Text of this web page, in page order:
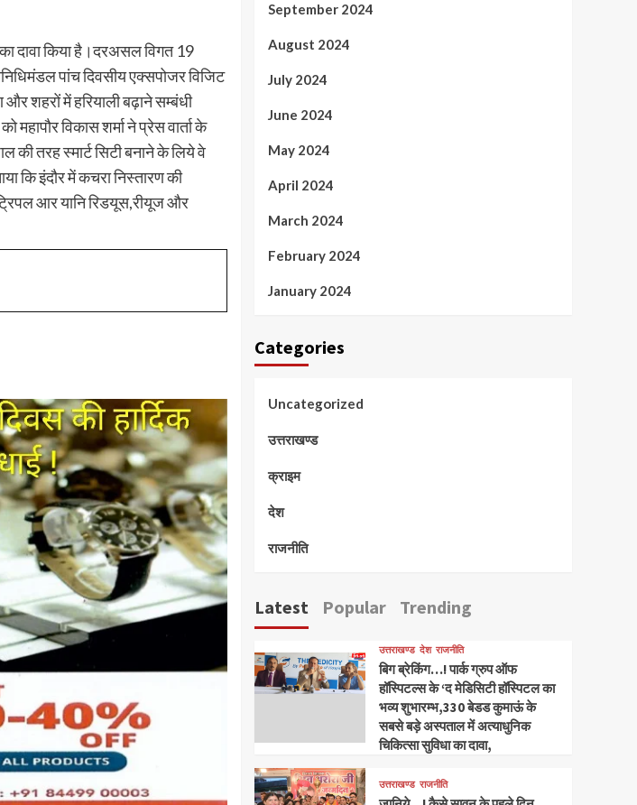
दावा किया है।दरअसल विगत 19
पांच दिवसीय एक्सपोजर विजिट
शहरों में हरियाली बढ़ाने सम्बंधी
विकास शर्मा ने प्रेस वार्ता के
की तरह स्मार्ट सिटी बनाने के लिये वे
कि इंदौर में कचरा निस्तारण की
आर यानि रिडयूस,रीयूज और
September 2024
August 2024
July 2024
June 2024
May 2024
April 2024
March 2024
February 2024
January 2024
Categories
Uncategorized
उत्तराखण्ड
क्राइम
देश
राजनीति
Latest Popular Trending
उत्तराखण्ड देश राजनीति
बिग ब्रेकिंग…! पार्क ग्रुप ऑफ
हॉस्पिटल्स के ‘द मेडिसिटी हॉस्पिटल का
भव्य शुभारम्भ,330 बेडड कुमाऊं के
सबसे बड़े अस्पताल में अत्याधुनिक
चिकित्सा सुविधा का दावा,
उत्तराखण्ड राजनीति